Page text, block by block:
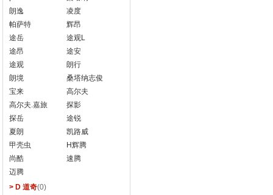
朗逸
凌度
帕萨特
辉昂
途岳
途观L
途昂
途安
途观
朗行
朗境
桑塔纳志俊
宝来
高尔夫
高尔夫.嘉旅
探影
探岳
途锐
夏朗
凯路威
甲壳虫
H辉腾
尚酷
速腾
迈腾
> D 道奇(0)